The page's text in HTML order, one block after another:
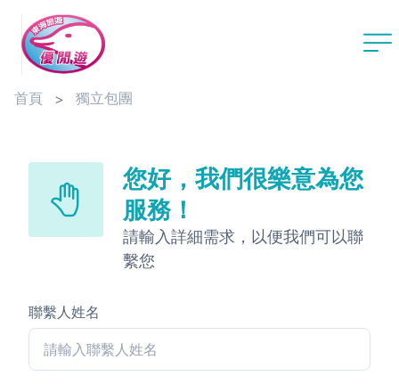
首頁 獨立包團
您好，我們很樂意為您
服務！
請輸入詳細需求，以便我們可以聯
繫您
聯繫人姓名